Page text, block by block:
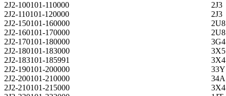
2J2-100101-110000
2J3
2J2-110101-120000
2J3
2J2-150101-160000
2U8
2J2-160101-170000
2U8
2J2-170101-180000
3G4
2J2-180101-183000
3X5
2J2-183101-185991
3X4
2J2-190101-200000
33Y
2J2-200101-210000
34A
2J2-210101-215000
3X4